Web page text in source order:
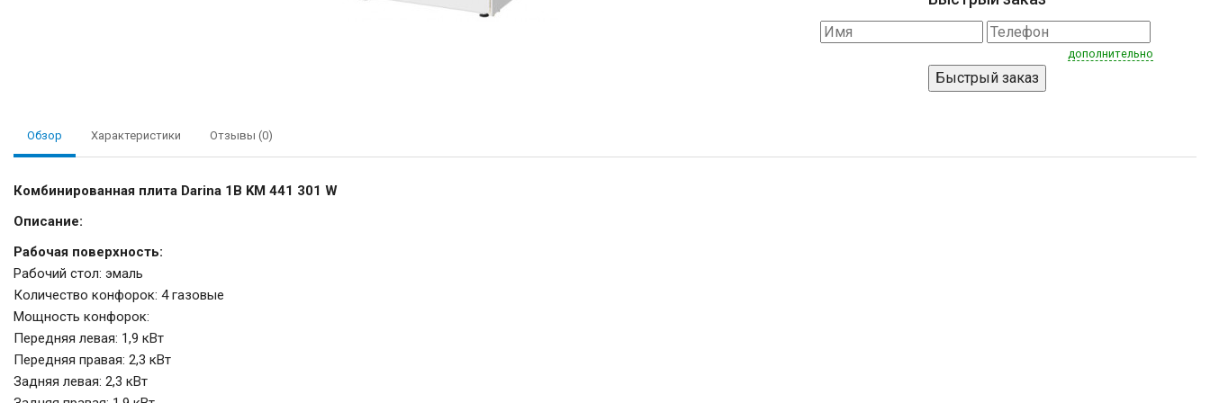
дополнительно
Обзор Характеристики Отзывы (0)
Комбинированная плита Darina 1B KM 441 301 W
Описание:
Рабочая поверхность:
Рабочий стол: эмаль
Количество конфорок: 4 газовые
Мощность конфорок:
Передняя левая: 1,9 кВт
Передняя правая: 2,3 кВт
Задняя левая: 2,3 кВт